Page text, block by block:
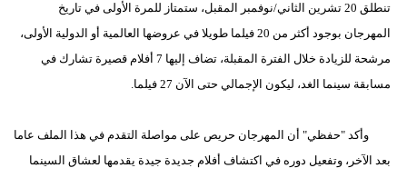
تنطلق 20 تشرين الثاني/نوفمبر المقبل، ستمتاز للمرة الأولى في تاريخ
المهرجان بوجود أكثر من 20 فيلما طويلا في عروضها العالمية أو الدولية الأولى،
مرشحة للزيادة خلال الفترة المقبلة، تضاف إليها 7 أفلام قصيرة تشارك في
مسابقة سينما الغد، ليكون الإجمالي حتى الآن 27 فيلما.
وأكد "حفظي" أن المهرجان حريص على مواصلة التقدم في هذا الملف عاما
بعد الآخر، وتفعيل دوره في اكتشاف أفلام جديدة جيدة يقدمها لعشاق السينما